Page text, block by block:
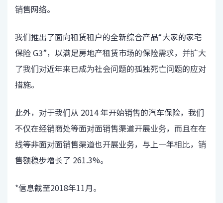
销售网络。
我们推出了面向租赁租户的全新综合产品“大家的家宅
保险 G3”，以满足房地产租赁市场的保险需求，并扩大
了我们对近年来已成为社会问题的孤独死亡问题的应对
措施。
此外，对于我们从 2014 年开始销售的汽车保险，我们
不仅在经销商处等面对面销售渠道开展业务，而且在在
线等非面对面销售渠道也开展业务，与上一年相比，销
售额稳步增长了 261.3%。
*信息截至2018年11月。